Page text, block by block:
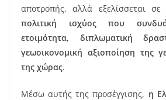
αποτροπής, αλλά εξελίσσεται σε
πολιτική ισχύος που
ετοιμότητα, διπλωματική
γεωοικονομική αξιοποίηση της
της χώρας.
Μέσω αυτής της προσέγγισης, η